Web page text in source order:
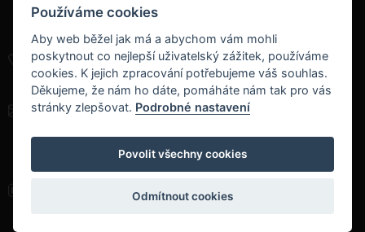
+420 284 826 787
+420 604 728 042
info@boatpark.cz
Úterý - Pátek
10:00 - 19:00
Sobota
9:00 - 14:00
Používáme cookies
Aby web běžel jak má a abychom vám mohli
poskytnout co nejlepší uživatelský zážitek, používáme
cookies. K jejich zpracování potřebujeme váš souhlas.
Děkujeme, že nám ho dáte, pomáháte nám tak pro vás
stránky zlepšovat. Podrobné nastavení
Povolit všechny cookies
Odmítnout cookies